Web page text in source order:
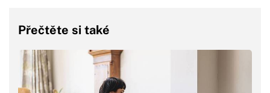
Přečtěte si také